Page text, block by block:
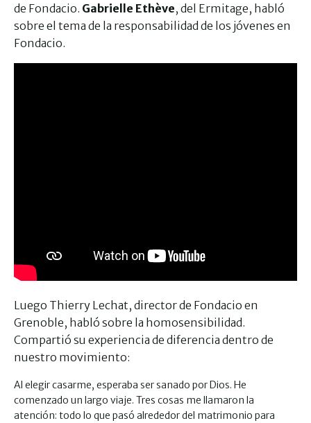
de Fondacio. Gabrielle Ethève, del Ermitage, habló
sobre el tema de la responsabilidad de los jóvenes en
Fondacio.
Luego Thierry Lechat, director de Fondacio en
Grenoble, habló sobre la homosensibilidad.
Compartió su experiencia de diferencia dentro de
nuestro movimiento:
Al elegir casarme, esperaba ser sanado por Dios. He
comenzado un largo viaje. Tres cosas me llamaron la
atención: todo lo que pasó alrededor del matrimonio para